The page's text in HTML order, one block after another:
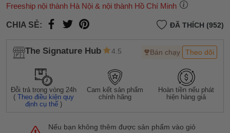
Freeship nội thành Hà Nội & nội thành Hồ Chí Minh
CHIA SẺ: ĐÃ THÍCH (952)
The Signature Hub 4.5 Bán chạy Theo dõi
Đỗi trả trong vòng 24h
(Theo điều kiện quy
định cụ thể )
Cam kết sản phẩm
chính hãng
Hoàn tiền nếu phát
hiện hàng giả
Nếu bạn không thêm được sản phẩm vào giỏ